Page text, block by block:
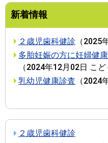
新着情報
２歳児歯科健診 （2025
多胎妊娠の方に妊婦健
（2024年12月02日 こ
乳幼児健康診査 （2024
２歳児歯科健診